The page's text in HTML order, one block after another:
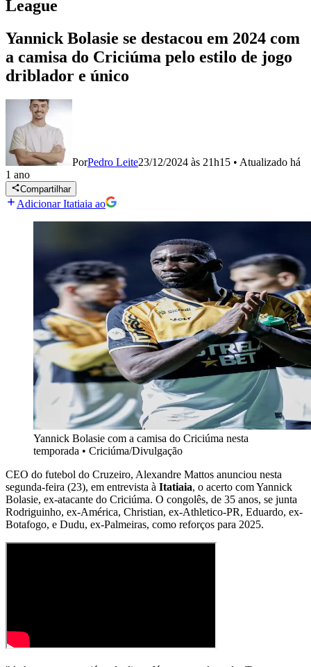
League
Yannick Bolasie se destacou em 2024 com
a camisa do Criciúma pelo estilo de jogo
driblador e único
PorPedro Leite23/12/2024 às 21h15 • Atualizado há
1 ano
Compartilhar
Adicionar Itatiaia ao
Yannick Bolasie com a camisa do Criciúma nesta
temporada • Criciúma/Divulgação
CEO do futebol do Cruzeiro, Alexandre Mattos anunciou nesta
segunda-feira (23), em entrevista à Itatiaia, o acerto com Yannick
Bolasie, ex-atacante do Criciúma. O congolês, de 35 anos, se junta
Rodriguinho, ex-América, Christian, ex-Athletico-PR, Eduardo, ex-
Botafogo, e Dudu, ex-Palmeiras, como reforços para 2025.